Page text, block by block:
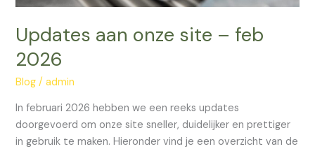
Updates aan onze site – feb
2026
Blog /admin
In februari 2026 hebben we een reeks updates
doorgevoerd om onze site sneller, duidelijker en prettiger
in gebruik te maken. Hieronder vind je een overzicht van de